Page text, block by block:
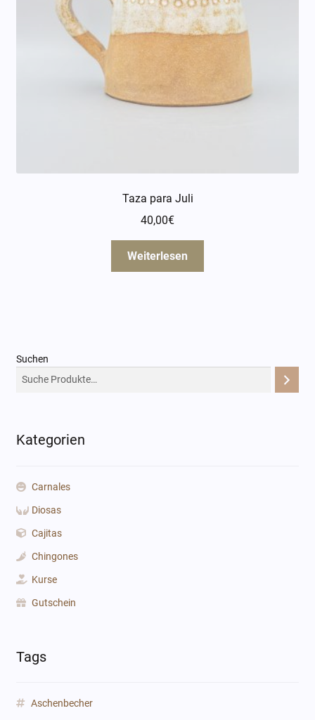
Taza para Juli
40,00€
Weiterlesen
Suchen
Kategorien
Carnales
Diosas
Cajitas
Chingones
Kurse
Gutschein
Tags
Aschenbecher